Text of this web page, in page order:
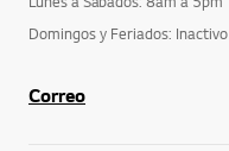
Domingos y Feriados: Inactivo
Correo